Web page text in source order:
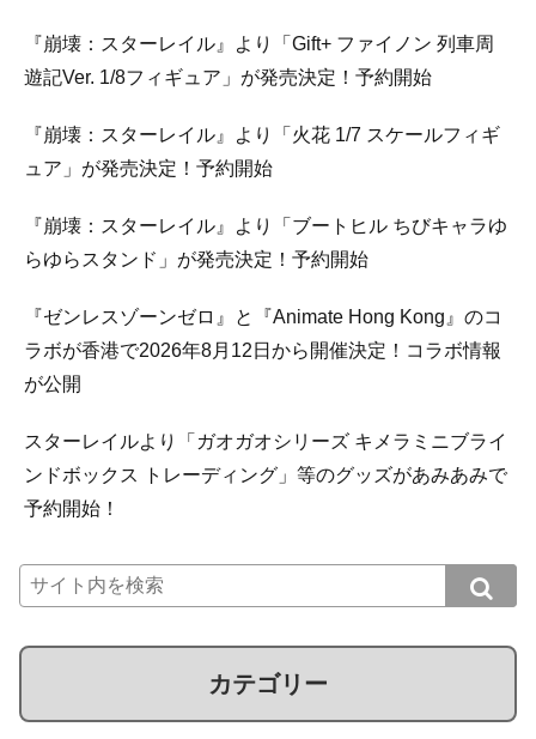
『崩壊：スターレイル』より「Gift+ ファイノン 列車周
遊記Ver. 1/8フィギュア」が発売決定！予約開始
『崩壊：スターレイル』より「火花 1/7 スケールフィギ
ュア」が発売決定！予約開始
『崩壊：スターレイル』より「ブートヒル ちびキャラゆ
らゆらスタンド」が発売決定！予約開始
『ゼンレスゾーンゼロ』と『Animate Hong Kong』のコ
ラボが香港で2026年8月12日から開催決定！コラボ情報
が公開
スターレイルより「ガオガオシリーズ キメラミニブライ
ンドボックス トレーディング」等のグッズがあみあみで
予約開始！
カテゴリー